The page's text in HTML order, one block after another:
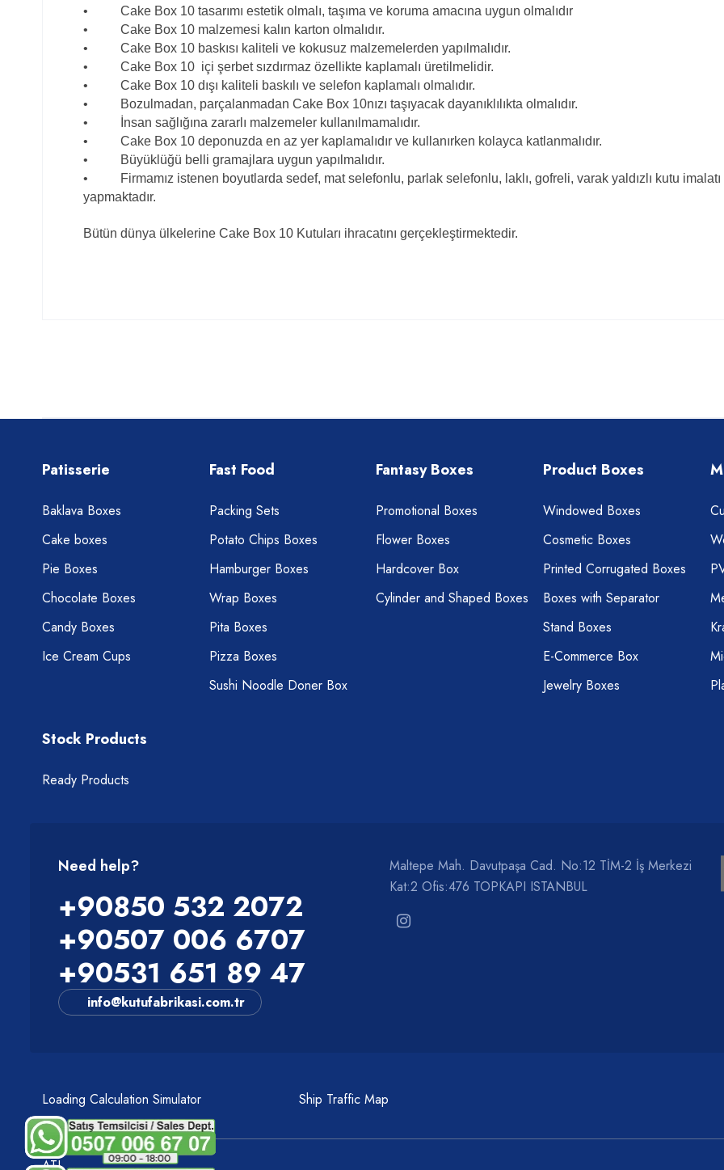
• Cake Box 10 tasarımı estetik olmalı, taşıma ve koruma amacına uygun olmalıdır
• Cake Box 10 malzemesi kalın karton olmalıdır.
• Cake Box 10 baskısı kaliteli ve kokusuz malzemelerden yapılmalıdır.
• Cake Box 10 içi şerbet sızdırmaz özellikte kaplamalı üretilmelidir.
• Cake Box 10 dışı kaliteli baskılı ve selefon kaplamalı olmalıdır.
• Bozulmadan, parçalanmadan Cake Box 10nızı taşıyacak dayanıklılıkta olmalıdır.
• İnsan sağlığına zararlı malzemeler kullanılmamalıdır.
• Cake Box 10 deponuzda en az yer kaplamalıdır ve kullanırken kolayca katlanmalıdır.
• Büyüklüğü belli gramajlara uygun yapılmalıdır.
• Firmamız istenen boyutlarda sedef, mat selefonlu, parlak selefonlu, laklı, gofreli, varak yaldızlı kutu imalatı
yapmaktadır.
Bütün dünya ülkelerine Cake Box 10 Kutuları ihracatını gerçekleştirmektedir.
Patisserie
Baklava Boxes
Cake boxes
Pie Boxes
Chocolate Boxes
Candy Boxes
Ice Cream Cups
Fast Food
Packing Sets
Potato Chips Boxes
Hamburger Boxes
Wrap Boxes
Pita Boxes
Pizza Boxes
Sushi Noodle Doner Box
Fantasy Boxes
Promotional Boxes
Flower Boxes
Hardcover Box
Cylinder and Shaped Boxes
Product Boxes
Windowed Boxes
Cosmetic Boxes
Printed Corrugated Boxes
Boxes with Separator
Stand Boxes
E-Commerce Box
Jewelry Boxes
Stock Products
Ready Products
Need help?
+90850 532 2072
+90507 006 6707
+90531 651 89 47
info@kutufabrikasi.com.tr
Maltepe Mah. Davutpaşa Cad. No:12 TİM-2 İş Merkezi
Kat:2 Ofis:476 TOPKAPI ISTANBUL
Loading Calculation Simulator Ship Traffic Map
ATI